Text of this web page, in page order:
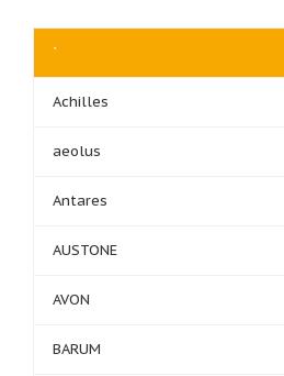
`
Achilles
aeolus
Antares
AUSTONE
AVON
BARUM